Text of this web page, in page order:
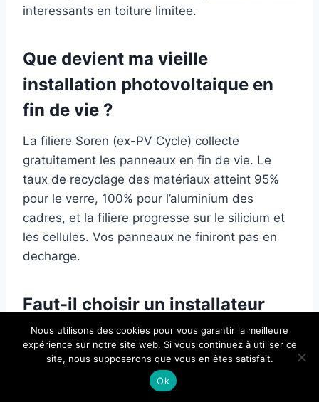
interessants en toiture limitee.
Que devient ma vieille
installation photovoltaique en
fin de vie ?
La filiere Soren (ex-PV Cycle) collecte
gratuitement les panneaux en fin de vie. Le
taux de recyclage des matériaux atteint 95%
pour le verre, 100% pour l’aluminium des
cadres, et la filiere progresse sur le silicium et
les cellules. Vos panneaux ne finiront pas en
decharge.
Faut-il choisir un installateur
local ou un gros groupe national
L’expérience montre que les petits installateurs
Nous utilisons des cookies pour vous garantir la meilleure
expérience sur notre site web. Si vous continuez à utiliser ce
site, nous supposerons que vous en êtes satisfait.
Ok